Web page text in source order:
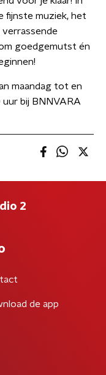
fijnste muziek, het
verrassende
goedgemutst én
maandag tot en
bij BNNVARA
2
de app